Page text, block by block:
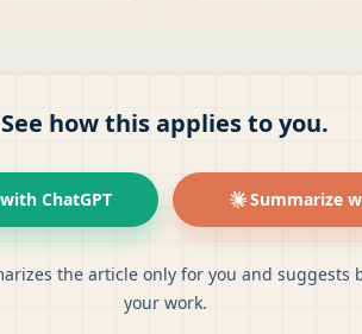
See how this applies to you.
ChatGPT Summarize
the article only for you and suggests
your work.